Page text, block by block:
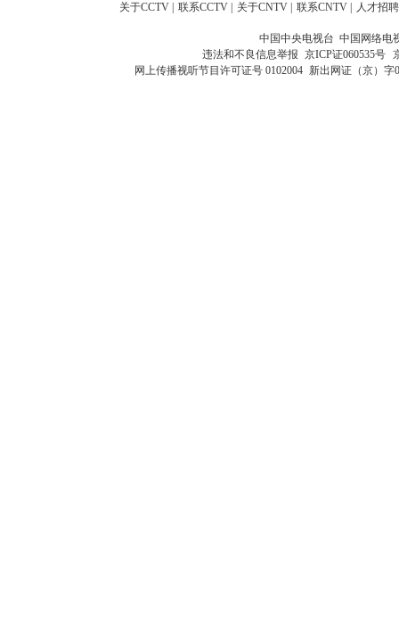
关于CCTV 联系CCTV 关于CNTV 联系CNTV 人才招聘
中国中央电视台 中国网络电
违法和不良信息举报 京ICP证060535号
网上传播视听节目许可证号 0102004 新出网证（京）